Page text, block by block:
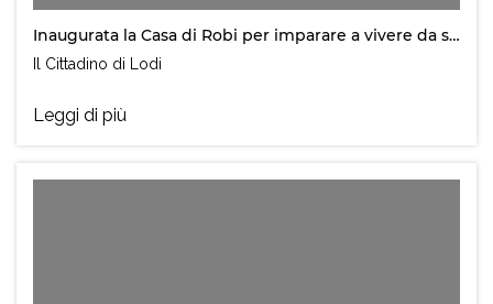
Inaugurata la Casa di Robi per imparare a vivere da soli
Il Cittadino di Lodi
Leggi di più